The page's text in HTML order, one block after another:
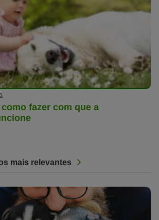
fazer com que a
mais relevantes